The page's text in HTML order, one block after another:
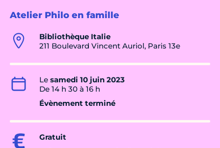
Atelier Philo en famille
Bibliothèque Italie
211 Boulevard Vincent Auriol, Paris 13e
Le samedi 10 juin 2023
De 14 h 30 à 16 h
Évènement terminé
Gratuit